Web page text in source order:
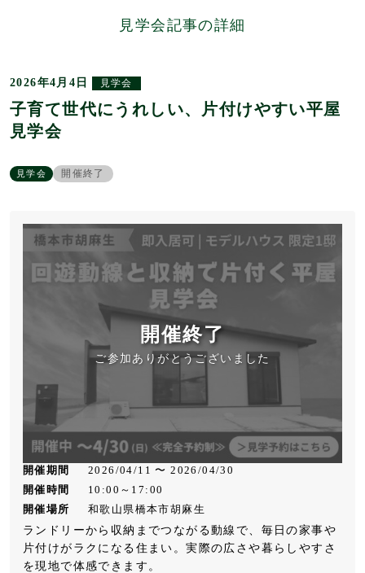
見学会記事の詳細
2026年4月4日 見学会
子育て世代にうれしい、片付けやすい平屋
見学会
見学会 開催終了
開催終了
ご参加ありがとうございました
開催期間
2026/04/11 〜 2026/04/30
開催時間
10:00～17:00
開催場所
和歌山県橋本市胡麻生
ランドリーから収納までつながる動線で、毎日の家事や
片付けがラクになる住まい。実際の広さや暮らしやすさ
を現地で体感できます。